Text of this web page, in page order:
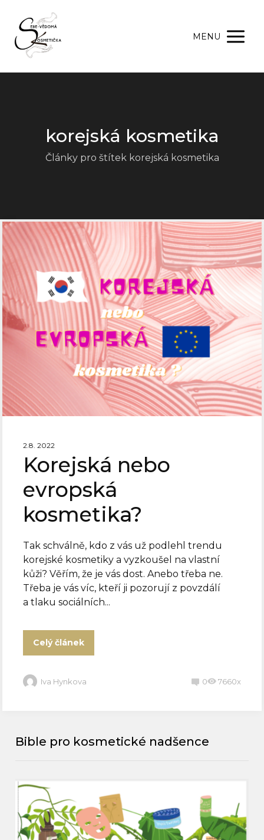
MENU
korejská kosmetika
Články pro štítek korejská kosmetika
2.8. 2022
Korejská nebo
evropská
kosmetika?
Tak schválně, kdo z vás už podlehl trendu
korejské kosmetiky a vyzkoušel na vlastní
kůži? Věřím, že je vás dost. Anebo třeba ne.
Třeba je vás víc, kteří ji pozorují z povzdálí
a tlaku sociálních...
Celý článek
Iva Hynkova 0 7660x
Bible pro kosmetické nadšence